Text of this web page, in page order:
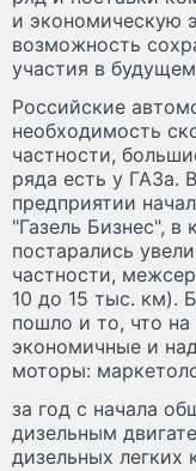
и экономическую
возможность
участия в
Российские
необходимость
частности,
ряда есть у ГАЗа.
предприятии
"Газель Бизнес", в
постарались
частности,
10 до 15 тыс. км).
пошло и то, что на
экономичные и
моторы:
за год с начала
дизельным
дизельных легких